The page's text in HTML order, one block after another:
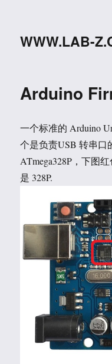
WWW.LAB-
Arduino
一个标准的 Arduino
个是负责USB 转串口
ATmega328P，下图
是 328P.